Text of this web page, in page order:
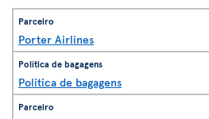
Porter Airlines
Política de bagagens